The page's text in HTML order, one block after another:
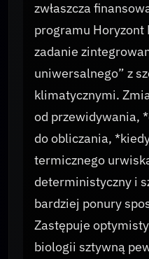
zwłaszcza
programu Horyzont
zadanie
uniwersalnego” z
klimatycznymi.
od przewidywania,
do obliczania,
termicznego
deterministyczny i
bardziej ponury
Zastępuje
biologii sztywną